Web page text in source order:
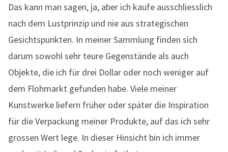
Das kann man sagen, ja, aber ich kaufe ausschliesslich
nach dem Lustprinzip und nie aus strategischen
Gesichtspunkten. In meiner Sammlung finden sich
darum sowohl sehr teure Gegenstände als auch
Objekte, die ich für drei Dollar oder noch weniger auf
dem Flohmarkt gefunden habe. Viele meiner
Kunstwerke liefern früher oder später die Inspiration
für die Verpackung meiner Produkte, auf das ich sehr
grossen Wert lege. In dieser Hinsicht bin ich immer